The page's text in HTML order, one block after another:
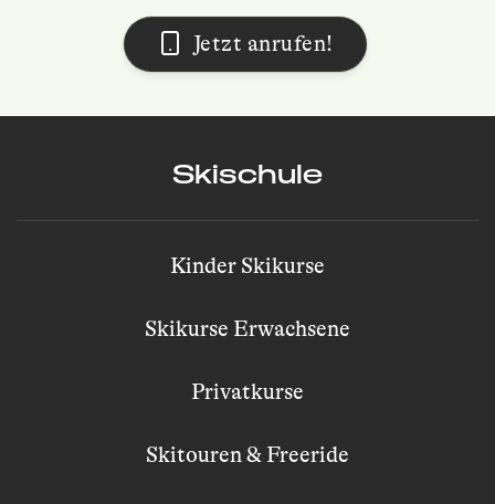
Jetzt anrufen!
Skischule
Kinder Skikurse
Skikurse Erwachsene
Privatkurse
Skitouren & Freeride